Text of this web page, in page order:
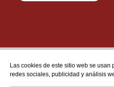
Las cookies de este sitio web se
redes sociales, publicidad y análisis